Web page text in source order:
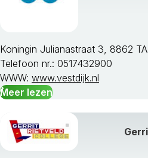
Koningin Julianastraat 3, 8862
Telefoon nr.: 0517432900
WWW: www.vestdijk.nl
Meer lezen